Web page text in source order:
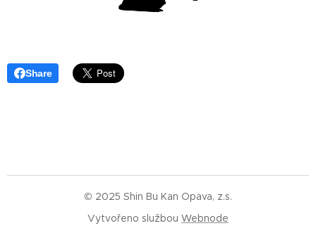
Share
© 2025 Shin Bu Kan Opava, z.s.
Vytvořeno službou Webnode